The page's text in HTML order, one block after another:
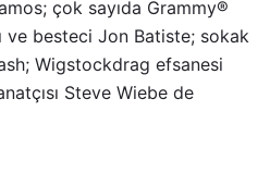
çok sayıda Grammy®
ve besteci Jon Batiste; sokak
Wigstockdrag efsanesi
Steve Wiebe de